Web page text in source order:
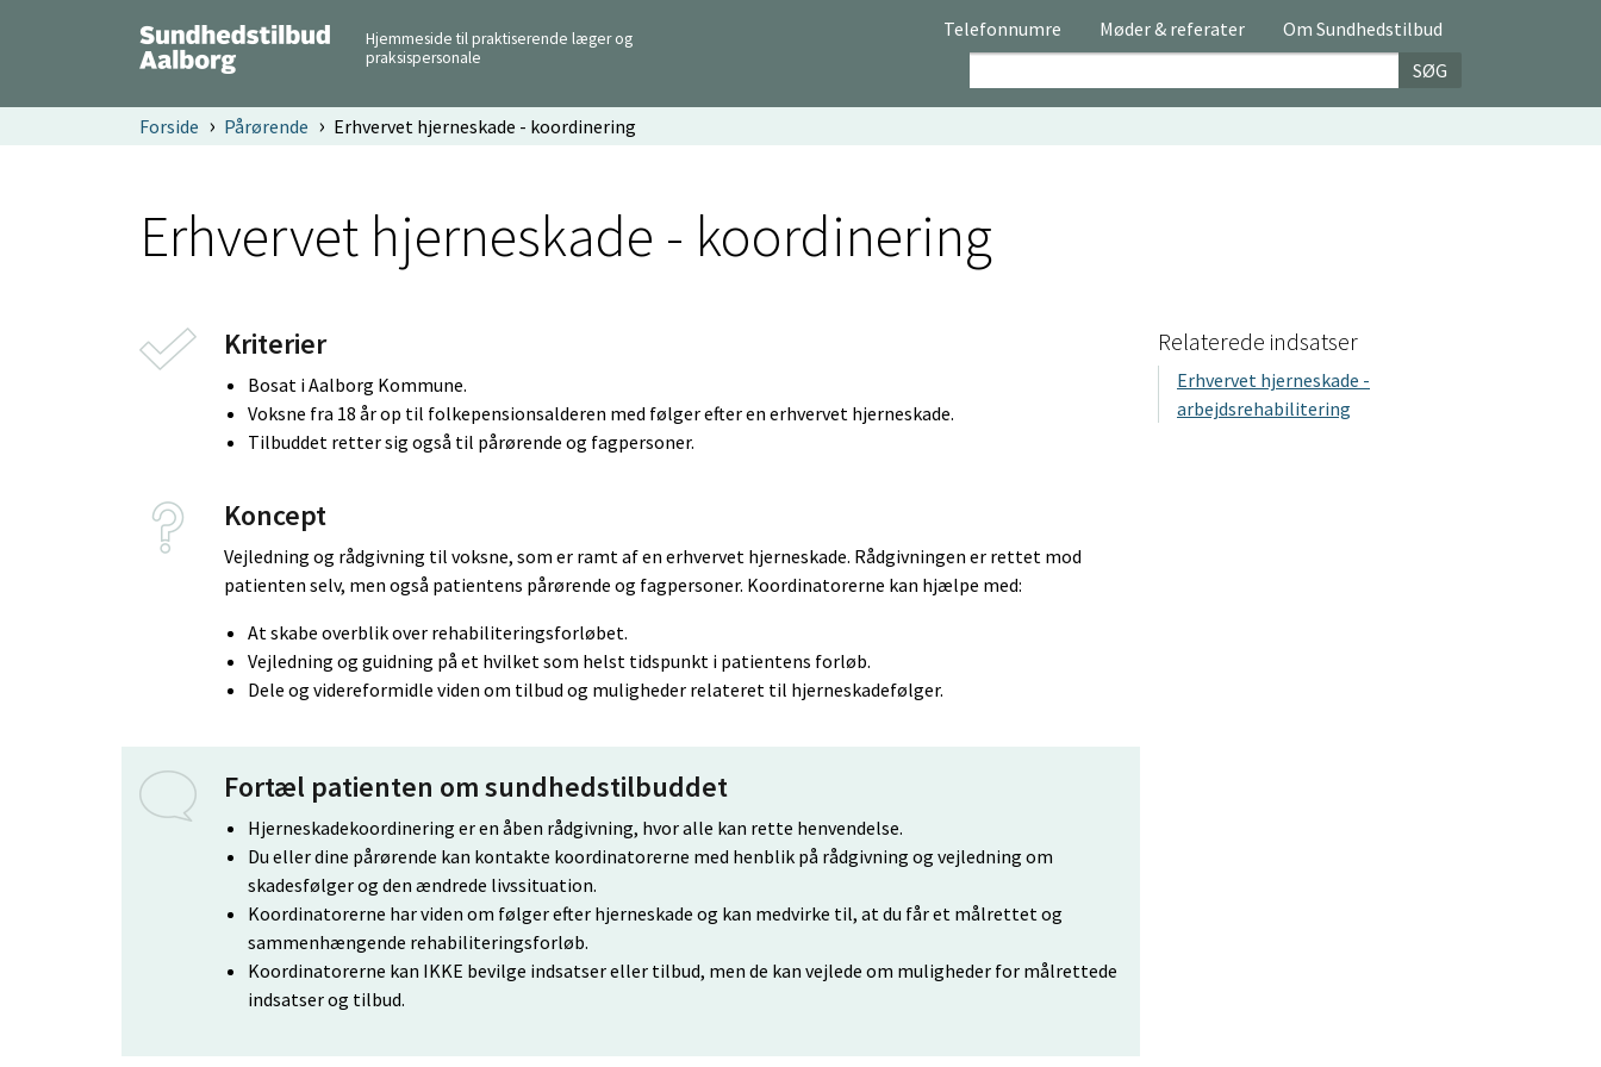
Hjemmeside til praktiserende læger og
praksispersonale
Telefonnumre Møder & referater
Om Sundhedstilbud
SØG
Forside Pårørende Erhvervet hjerneskade - koordinering
Erhvervet hjerneskade - koordinering
Kriterier
Bosat i Aalborg Kommune.
Voksne fra 18 år op til folkepensionsalderen med følger efter en erhvervet hjerneskade.
Tilbuddet retter sig også til pårørende og fagpersoner.
Koncept
Vejledning og rådgivning til voksne, som er ramt af en erhvervet hjerneskade. Rådgivningen er rettet mod
patienten selv, men også patientens pårørende og fagpersoner. Koordinatorerne kan hjælpe med:
At skabe overblik over rehabiliteringsforløbet.
Vejledning og guidning på et hvilket som helst tidspunkt i patientens forløb.
Dele og videreformidle viden om tilbud og muligheder relateret til hjerneskadefølger.
Fortæl patienten om sundhedstilbuddet
Hjerneskadekoordinering er en åben rådgivning, hvor alle kan rette henvendelse.
Du eller dine pårørende kan kontakte koordinatorerne med henblik på rådgivning og vejledning om
skadesfølger og den ændrede livssituation.
Koordinatorerne har viden om følger efter hjerneskade og kan medvirke til, at du får et målrettet og
sammenhængende rehabiliteringsforløb.
Koordinatorerne kan IKKE bevilge indsatser eller tilbud, men de kan vejlede om muligheder for målrettede
indsatser og tilbud.
Relaterede indsatser
Erhvervet hjerneskade -
arbejdsrehabilitering